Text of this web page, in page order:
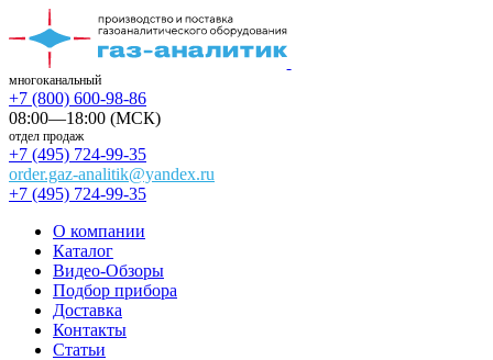
многоканальный
+7 (800) 600-98-86
08:00—18:00 (МСК)
отдел продаж
+7 (495) 724-99-35
order.gaz-analitik@yandex.ru
+7 (495) 724-99-35
О компании
Каталог
Видео-Обзоры
Подбор прибора
Доставка
Контакты
Статьи